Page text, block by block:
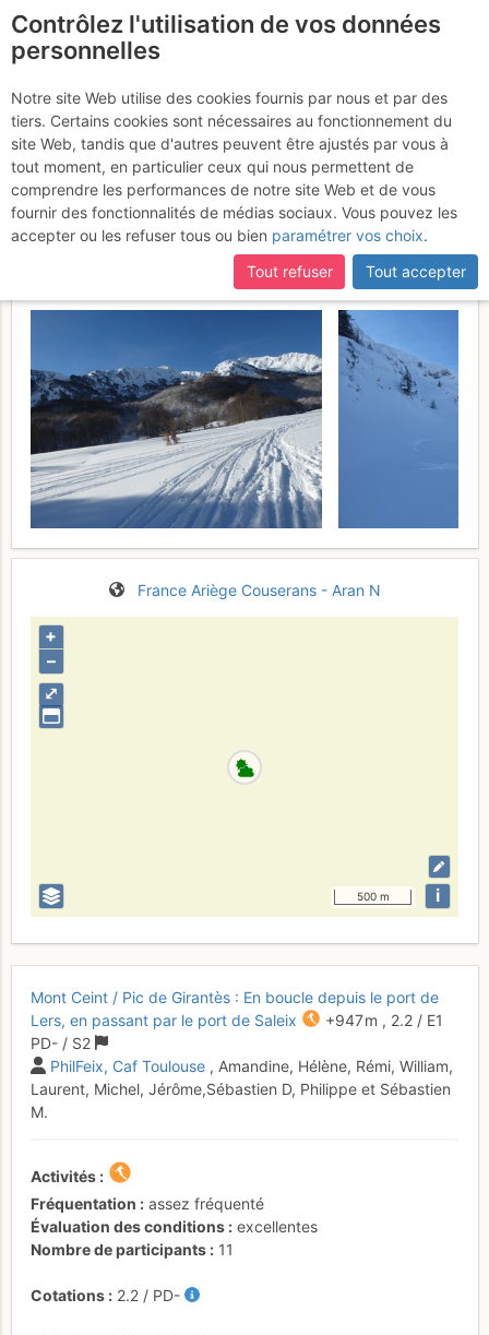
Mont Ceint / Pic de
Girantès : En boucle
depuis le port de Lers, en
passant par le port de
Saleix
Dimanche 29 janvier 2017
France Ariège Couserans - Aran N
⤢
+
–
500 m i
Mont Ceint / Pic de Girantès : En boucle depuis le port de
Lers, en passant par le port de Saleix
+947 m , 2.2 / E1
PD- / S2
PhilFeix Caf Toulouse , Amandine, Hélène, Rémi, William,
Laurent, Michel, Jérôme,Sébastien D, Philippe et Sébastien
M.
Activités
Fréquentation
assez fréquenté
Évaluation des conditions
excellentes
Nombre de participants
11
Cotations 2.2 / PD-
Contrôlez l'utilisation de vos données
personnelles
Notre site Web utilise des cookies fournis par nous et par des
tiers. Certains cookies sont nécessaires au fonctionnement du
site Web, tandis que d'autres peuvent être ajustés par vous à
tout moment, en particulier ceux qui nous permettent de
comprendre les performances de notre site Web et de vous
fournir des fonctionnalités de médias sociaux. Vous pouvez les
accepter ou les refuser tous ou bien paramétrer vos choix.
Tout refuser
Tout accepter